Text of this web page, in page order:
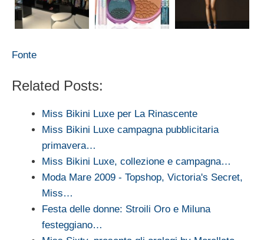
Fonte
Related Posts:
Miss Bikini Luxe per La Rinascente
Miss Bikini Luxe campagna pubblicitaria
primavera…
Miss Bikini Luxe, collezione e campagna…
Moda Mare 2009 - Topshop, Victoria's Secret,
Miss…
Festa delle donne: Stroili Oro e Miluna
festeggiano…